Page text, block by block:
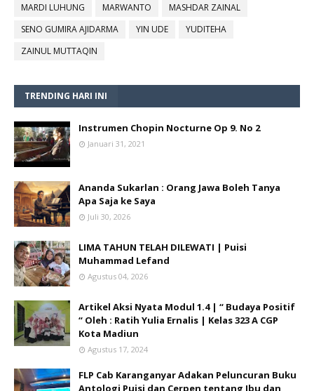
MARDI LUHUNG
MARWANTO
MASHDAR ZAINAL
SENO GUMIRA AJIDARMA
YIN UDE
YUDITEHA
ZAINUL MUTTAQIN
TRENDING HARI INI
Instrumen Chopin Nocturne Op 9. No 2
Januari 31, 2021
Ananda Sukarlan : Orang Jawa Boleh Tanya
Apa Saja ke Saya
Juli 30, 2026
LIMA TAHUN TELAH DILEWATI | Puisi
Muhammad Lefand
Agustus 04, 2026
Artikel Aksi Nyata Modul 1.4 | “ Budaya Positif
“ Oleh : Ratih Yulia Ernalis | Kelas 323 A CGP
Kota Madiun
Agustus 17, 2024
FLP Cab Karanganyar Adakan Peluncuran Buku
Antologi Puisi dan Cerpen tentang Ibu dan